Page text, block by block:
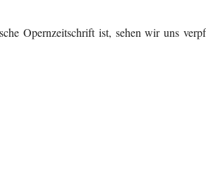
Opernzeitschrift ist, sehen wir uns